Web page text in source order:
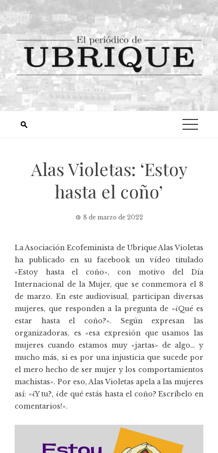
Alas Violetas: ‘Estoy
hasta el coño’
8 de marzo de 2022
La Asociación Ecofeminista de UbriqueAlas Violetas
ha publicado en su facebook un vídeo titulado
«Estoy hasta el coño», con motivo del Día
Internacional de la Mujer, que se conmemora el 8
de marzo. En este audiovisual, participan diversas
mujeres, que responden a la pregunta de «¿Qué es
estar hasta el coño?». Según expresan las
organizadoras, es «esa expresión que usamos las
mujeres cuando estamos muy «jartas» de algo… y
mucho más, si es por una injusticia que sucede por
el mero hecho de ser mujer y los comportamientos
machistas». Por eso, Alas Violetas apela a las mujeres
así: «¿Y tu?, ¿de qué estás hasta el coño? Escríbelo en
comentarios!».